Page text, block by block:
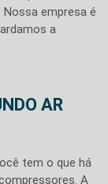
. Nossa empresa é
a
AR
tem o que há
A